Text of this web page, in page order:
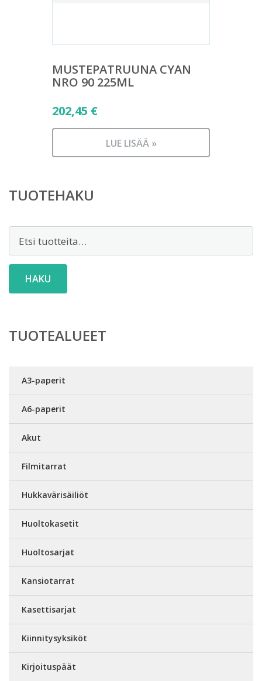
MUSTEPATRUUNA CYAN
NRO 90 225ML
202,45 €
LUE LISÄÄ »
TUOTEHAKU
HAKU
TUOTEALUEET
A3-paperit
A6-paperit
Akut
Filmitarrat
Hukkavärisäiliöt
Huoltokasetit
Huoltosarjat
Kansiotarrat
Kasettisarjat
Kiinnitysyksiköt
Kirjoituspäät